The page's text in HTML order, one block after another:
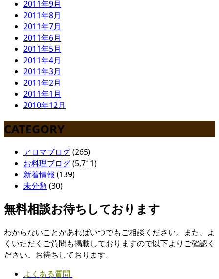
2011年9月
2011年8月
2011年7月
2011年6月
2011年5月
2011年4月
2011年3月
2011年2月
2011年1月
2010年12月
CATEGORY
アロマブログ(265)
お料理ブログ(5,711)
新着情報 (139)
未分類(30)
無料相談お待ちしております
わからないことがあればいつでもご相談ください。また、よ
くいただくご質問も掲載しておりますので以下よりご確認く
ださい。お待ちしております。
よくある質問